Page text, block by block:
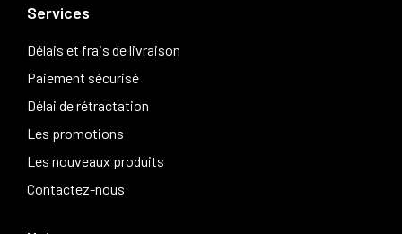
Services
Délais et frais de livraison
Paiement sécurisé
Délai de rétractation
Les promotions
Les nouveaux produits
Contactez-nous